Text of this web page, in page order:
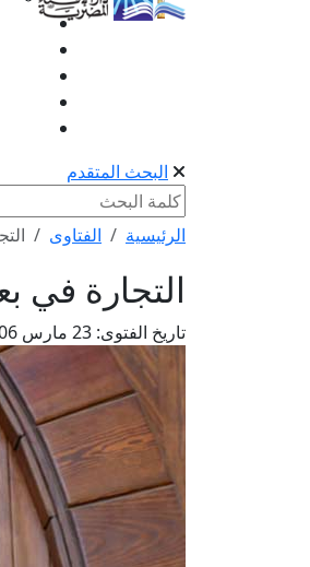
البحث المتقدم
الرئيسية الفتاوى
التجارة في
تاريخ الفتوى: